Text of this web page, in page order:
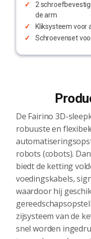
2
de arm
Kliksysteem voor
Schroevenset
De Fairino 3D-
robuuste en
robots (cobots).
biedt de ketting
voedingskabels,
waardoor hij
zijsysteem van de
snel worden